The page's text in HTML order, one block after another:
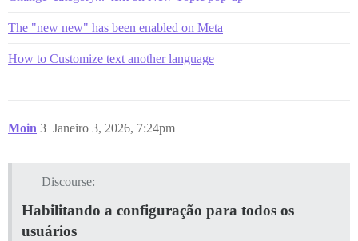
The "new new" has been enabled on Meta
How to Customize text another language
Moin Janeiro 3, 2026, 7:24pm
3
Discourse:
Habilitando a configuração para todos os
usuários